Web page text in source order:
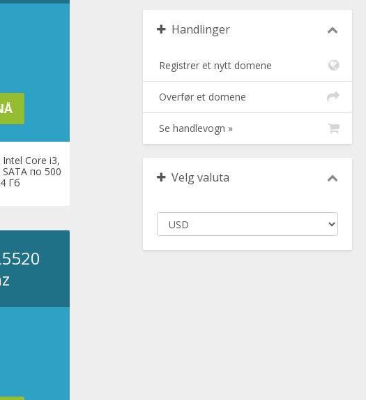
Core i3,
по 500
Гб
Handlinger
Registrer et nytt domene
Overfør et domene
Se handlevogn »
Velg valuta